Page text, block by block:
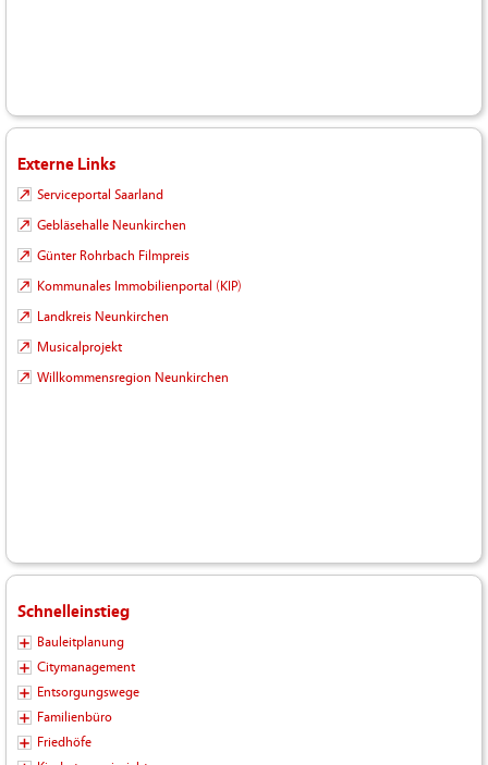
Externe Links
Serviceportal Saarland
Gebläsehalle Neunkirchen
Günter Rohrbach Filmpreis
Kommunales Immobilienportal (KIP)
Landkreis Neunkirchen
Musicalprojekt
Willkommensregion Neunkirchen
Schnelleinstieg
Bauleitplanung
Citymanagement
Entsorgungswege
Familienbüro
Friedhöfe